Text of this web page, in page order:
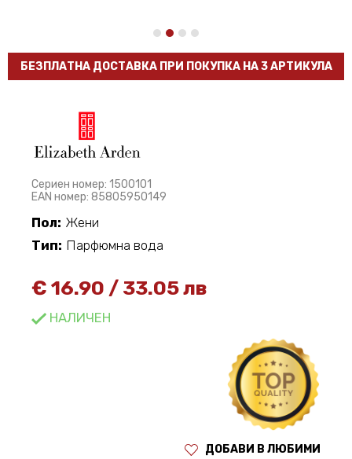
БЕЗПЛАТНА ДОСТАВКА ПРИ ПОКУПКА НА 3 АРТИКУЛА
Сериен номер: 1500101
EAN номер: 85805950149
Пол: Жени
Тип: Парфюмна вода
€ 16.90 / 33.05 лв
НАЛИЧЕН
ДОБАВИ В ЛЮБИМИ